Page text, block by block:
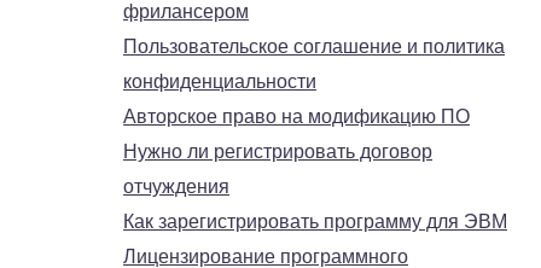
фрилансером
Пользовательское соглашение и политика
конфиденциальности
Авторское право на модификацию ПО
Нужно ли регистрировать договор
отчуждения
Как зарегистрировать программу для ЭВМ
Лицензирование программного